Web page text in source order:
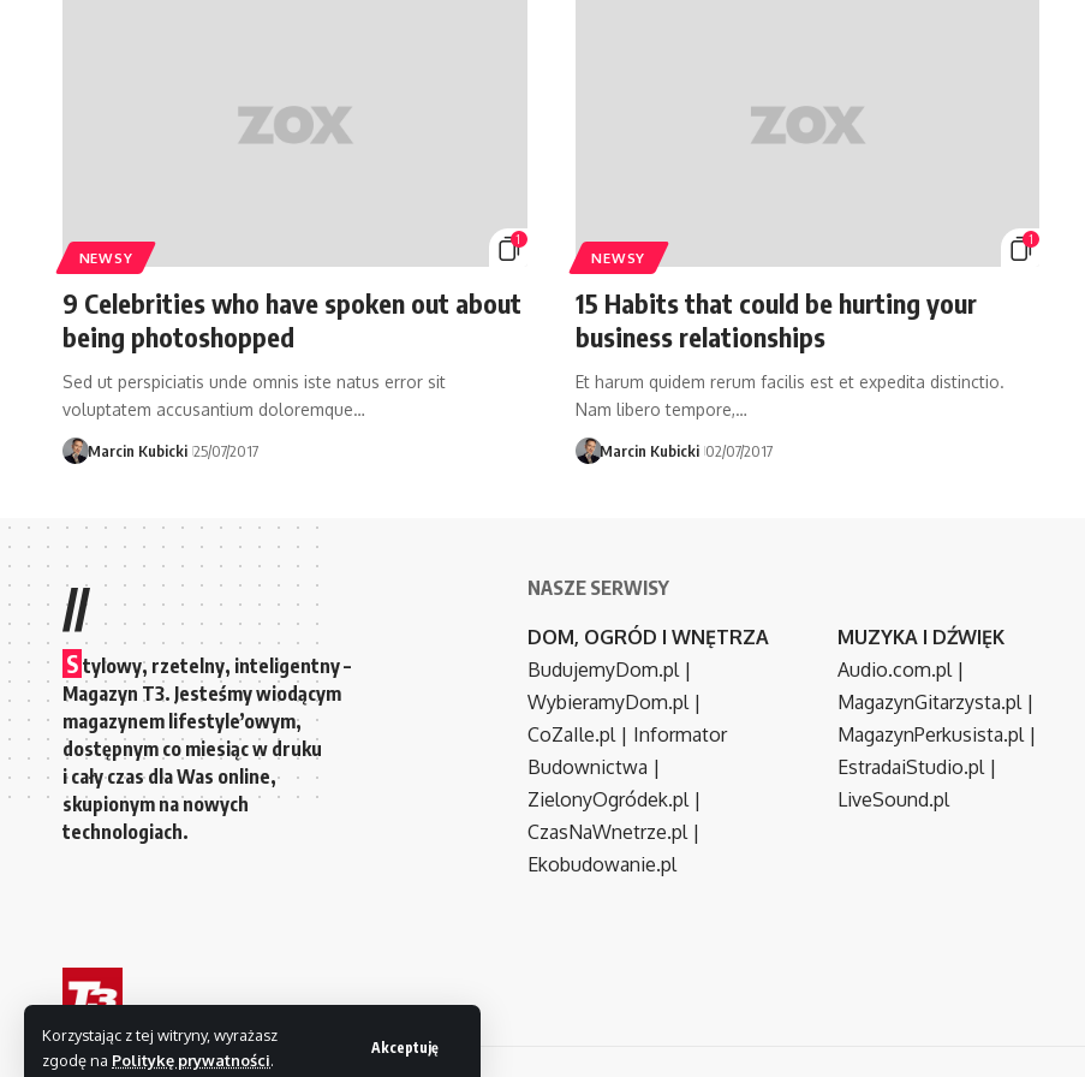
Korzystając z tej witryny, wyrażasz
zgodę na Politykę prywatności.
Akceptuję
1
NEWSY
9 Celebrities who have spoken out about
being photoshopped
Sed ut perspiciatis unde omnis iste natus error sit
voluptatem accusantium doloremque…
Marcin Kubicki 25/07/2017
1
NEWSY
15 Habits that could be hurting your
business relationships
Et harum quidem rerum facilis est et expedita distinctio.
Nam libero tempore,…
Marcin Kubicki 02/07/2017
//
S tylowy, rzetelny, inteligentny –
Magazyn T3. Jesteśmy wiodącym
magazynem lifestyle’owym,
dostępnym co miesiąc w druku
i cały czas dla Was online,
skupionym na nowych
technologiach.
NASZE SERWISY
DOM, OGRÓD I WNĘTRZA
BudujemyDom.pl|
WybieramyDom.pl|
CoZaIle.pl| Informator
Budownictwa |
ZielonyOgródek.pl|
CzasNaWnetrze.pl|
Ekobudowanie.pl
MUZYKA I DŹWIĘK
Audio.com.pl|
MagazynGitarzysta.pl|
MagazynPerkusista.pl|
EstradaiStudio.pl|
LiveSound.pl